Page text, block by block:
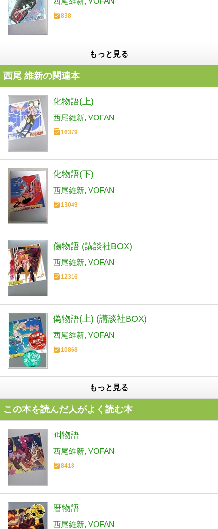
838
もっと見る
西尾 維新の関連本
化物語(上)
西尾維新 VOFAN
16379
化物語(下)
西尾維新 VOFAN
13049
傷物語 (講談社BOX)
西尾維新 VOFAN
12316
偽物語(上) (講談社BOX)
西尾維新 VOFAN
10868
もっと見る
この本を読んだ人がよく読む本
囮物語
西尾維新 VOFAN
8418
暦物語
西尾維新 VOFAN